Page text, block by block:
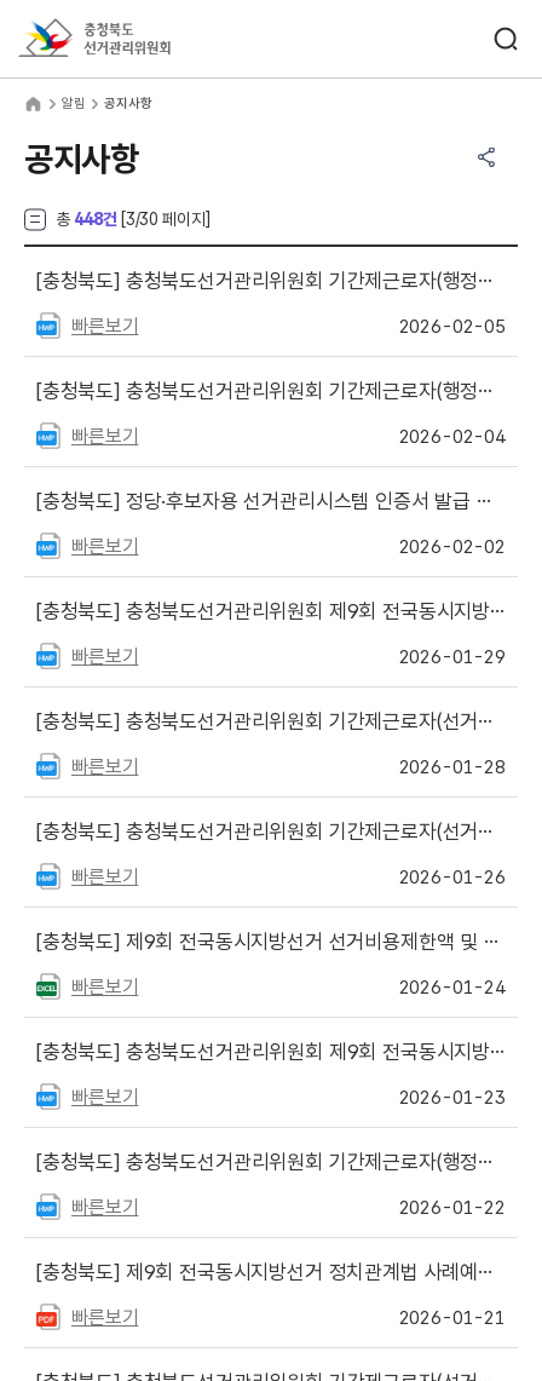
알림 공지사항
공지사항
총 448건 [3/30 페이지]
[충청북도] 충청북도선거관리위원회 기간제근로자(행정사무보조직) 최종합격자 등 명단 발표
빠른보기 2026-02-05
[충청북도] 충청북도선거관리위원회 기간제근로자(행정사무보조직) 서류전형 합격자 명단 발표
빠른보기 2026-02-04
[충청북도] 정당·후보자용 선거관리시스템 인증서 발급 안내
빠른보기 2026-02-02
[충청북도] 충청북도선거관리위원회 제9회 전국동시지방선거 사이버공정선거지원단 최종합격자 발표
빠른보기 2026-01-29
[충청북도] 충청북도선거관리위원회 기간제근로자(선거사무보조원) 최종합격자 명단 발표
빠른보기 2026-01-28
[충청북도] 충청북도선거관리위원회 기간제근로자(선거사무보조원) 서류전형 합격자 명단 발표
빠른보기 2026-01-26
[충청북도] 제9회 전국동시지방선거 선거비용제한액 및 예비후보자홍보물 발송수량 게시
빠른보기 2026-01-24
[충청북도] 충청북도선거관리위원회 제9회 전국동시지방선거 사이버공정선거지원단 서류심사 합격자 발표
빠른보기 2026-01-23
[충청북도] 충청북도선거관리위원회 기간제근로자(행정사무보조직) 공개채용 공고
빠른보기 2026-01-22
[충청북도] 제9회 전국동시지방선거 정치관계법 사례예시집(1차) 게시
빠른보기 2026-01-21